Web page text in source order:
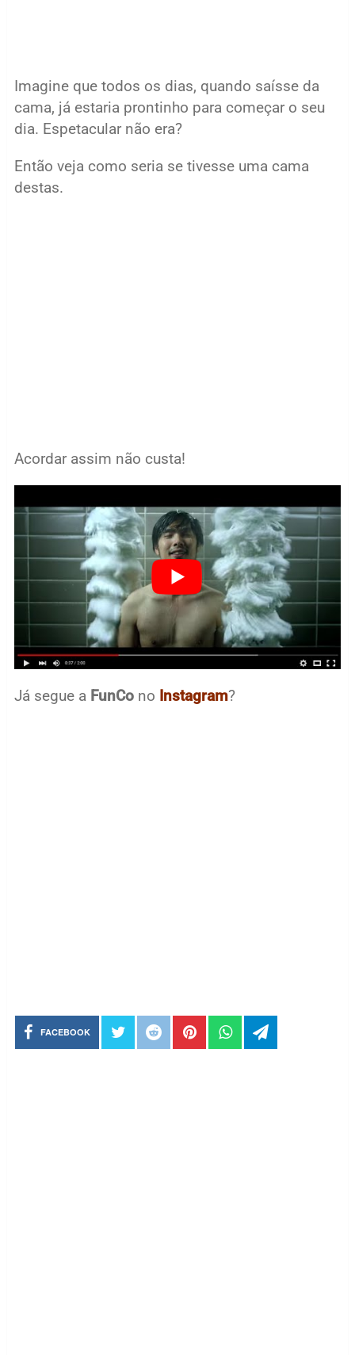
Imagine que todos os dias, quando saísse da
cama, já estaria prontinho para começar o seu
dia. Espetacular não era?
Então veja como seria se tivesse uma cama
destas.
Acordar assim não custa!
Já segue a FunCono Instagram?
FACEBOOK